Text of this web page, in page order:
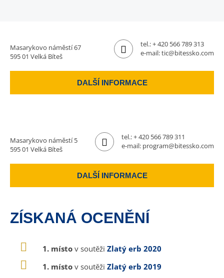
Masarykovo náměstí 67
595 01 Velká Bíteš
tel.:+ 420 566 789 313
e-mail:tic@bitessko.com
DALŠÍ INFORMACE
Masarykovo náměstí 5
595 01 Velká Bíteš
tel.:+ 420 566 789 311
e-mail: program@bitessko.com
DALŠÍ INFORMACE
ZÍSKANÁ OCENĚNÍ
1. místo v soutěži Zlatý erb 2020
1. místo v soutěži Zlatý erb 2019